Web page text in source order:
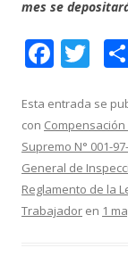
mes se
F
e
b
o
o
k
T
itt
er
Esta entrada se
con
Supremo N° 001-
General de
Reglamento de la
Trabajador en 1